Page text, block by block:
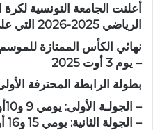
أعلنت الجامعة التونسية
الرياضي 2025-2026 التي على النحو الآتي:
نهائي الكأس الممتازة للموسم
– يوم 3 أوت 2025
بطولة الرابطة المحترفة
– الجولـة الأولى: يومي 9 و10أوت 2025
– الجولة الثانية: يومي 15 و16 أوت 2025